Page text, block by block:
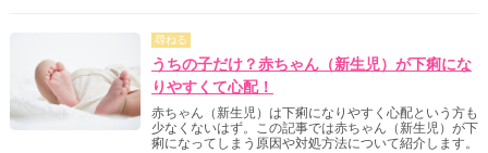
尋ねる
うちの子だけ？赤ちゃん（新生児）が下痢にな
りやすくて心配！
赤ちゃん（新生児）は下痢になりやすく心配という方も
少なくないはず。この記事では赤ちゃん（新生児）が下
痢になってしまう原因や対処方法について紹介します。